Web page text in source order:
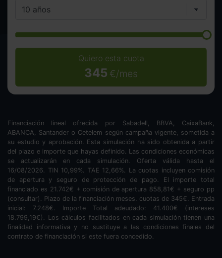
Quiero esta cuota
345 €/mes
Financiación lineal ofrecida por Sabadell, BBVA, CaixaBank,
ABANCA, Santander o Cetelem según campaña vigente, sometida a
su estudio y aprobación. Esta simulación ha sido obtenida a partir
del plazo e importe que hayas definido. Las condiciones económicas
se actualizarán en cada simulación. Oferta válida hasta el
16/08/2026. TIN 10,99%. TAE 12,66%. La cuotas incluyen comisión
de apertura y seguro de protección de pago. El importe total
financiado es 21.742€ + comisión de apertura 858,81€ + seguro pp
(consultar). Plazo de la financiación meses. cuotas de 345€. Entrada
inicial: 7.248€. Importe Total adeudado: 41.400€ (intereses
18.799,19€). Los cálculos facilitados en cada simulación tienen una
finalidad informativa y no sustituye a las condiciones finales del
contrato de financiación si este fuera concedido.